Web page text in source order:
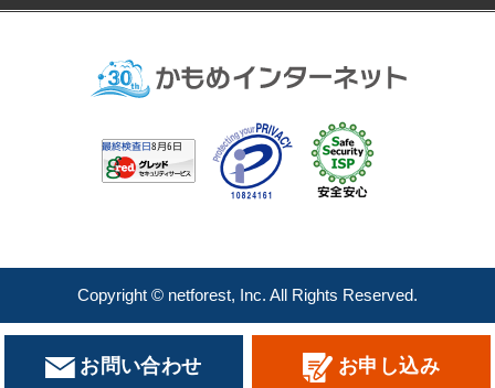
Copyright © netforest, Inc. All Rights Reserved.
お問い合わせ お申し込み